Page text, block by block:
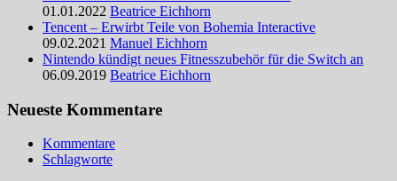
01.01.2022 Beatrice Eichhorn
Tencent – Erwirbt Teile von Bohemia Interactive
09.02.2021 Manuel Eichhorn
Nintendo kündigt neues Fitnesszubehör für die Switch an
06.09.2019 Beatrice Eichhorn
Neueste Kommentare
Kommentare
Schlagworte